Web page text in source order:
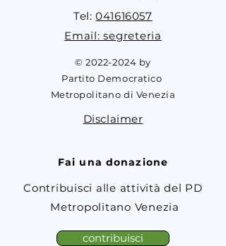
Tel:041616057
Email: segreteria
©2022-2024 by
Partito Democratico
Metropolitano di Venezia
Disclaimer
Fai una donazione
Contribuisci alle attività del PD
Metropolitano Venezia
contribuisci